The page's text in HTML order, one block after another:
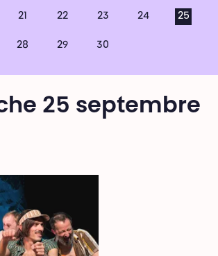
21 22 23 24 25
28 29 30
25 septembre